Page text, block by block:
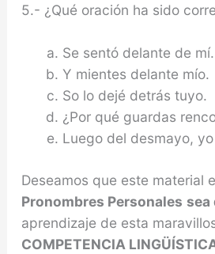
5.- ¿Qué oración ha sido
Se sentó delante de mí.
Y mientes delante mío.
So lo dejé detrás tuyo.
¿Por qué guardas
Luego del desmayo,
Deseamos que este material
Pronombres Personales sea
aprendizaje de esta
COMPETENCIA